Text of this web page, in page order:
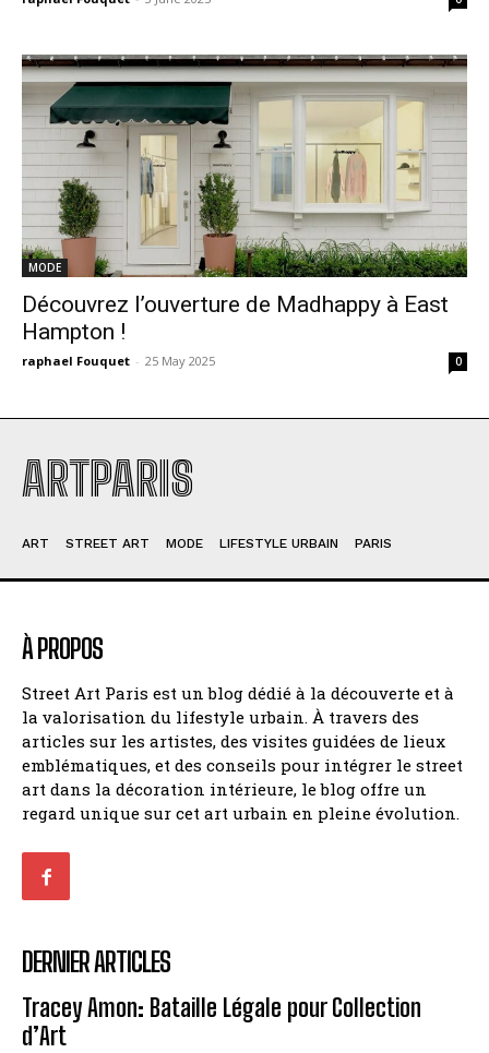
MODE
Découvrez l’ouverture de Madhappy à East
Hampton !
raphael Fouquet - 25 May 2025 0
ARTPARIS
ART STREET ART MODE LIFESTYLE URBAIN PARIS
À PROPOS
Street Art Paris est un blog dédié à la découverte et à
la valorisation du lifestyle urbain. À travers des
articles sur les artistes, des visites guidées de lieux
emblématiques, et des conseils pour intégrer le street
art dans la décoration intérieure, le blog offre un
regard unique sur cet art urbain en pleine évolution.
DERNIER ARTICLES
Tracey Amon: Bataille Légale pour Collection
d’Art